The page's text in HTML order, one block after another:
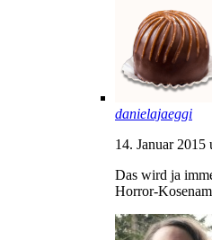
danielajaeggi
14. Januar
Das wird ja
Horror-